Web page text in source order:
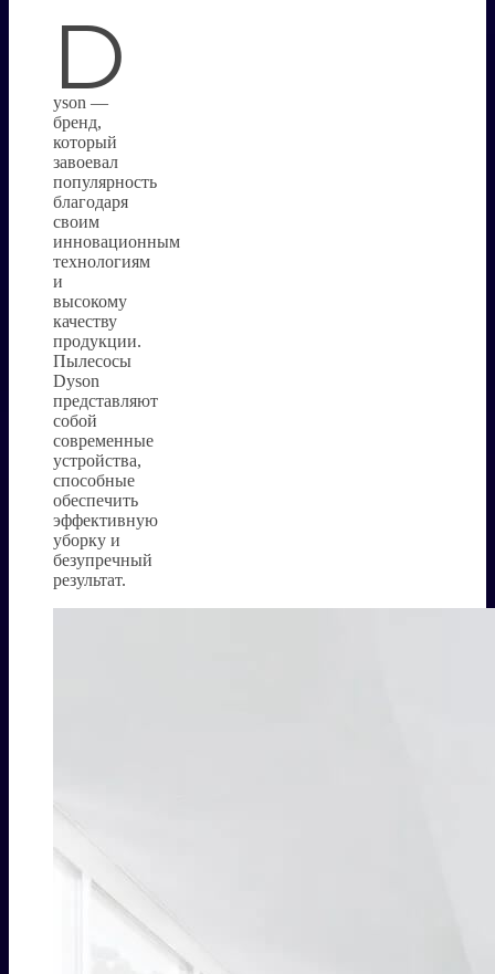
D
yson —
бренд,
который
завоевал
популярность
благодаря
своим
инновационным
технологиям
и
высокому
качеству
продукции.
Пылесосы
Dyson
представляют
собой
современные
устройства,
способные
обеспечить
эффективную
уборку и
безупречный
результат.